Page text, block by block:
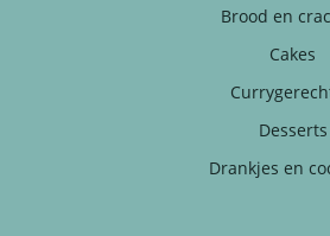
Brood en
Cakes
Desserts
Drankjes en